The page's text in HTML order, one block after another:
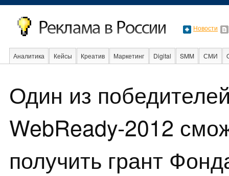
Новости
Аналитика Кейсы Креатив Маркетинг Digital SMM СМИ
Один из
WebReady-2012
получить грант